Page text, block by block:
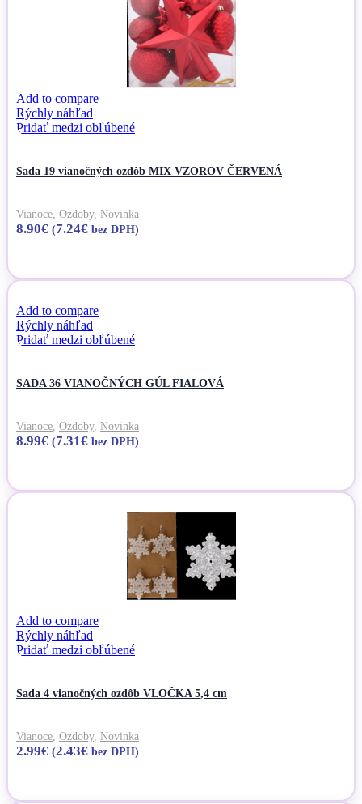
Add to compare
Rýchly náhľad
Pridať medzi obľúbené
Sada 19 vianočných ozdôb MIX VZOROV ČERVENÁ
Vianoce Ozdoby, Novinka
8.90€ (7.24€ bez DPH)
Add to compare
Rýchly náhľad
Pridať medzi obľúbené
SADA 36 VIANOČNÝCH GÚL FIALOVÁ
Vianoce Ozdoby, Novinka
8.99€ (7.31€ bez DPH)
Add to compare
Rýchly náhľad
Pridať medzi obľúbené
Sada 4 vianočných ozdôb VLOČKA 5,4 cm
Vianoce Ozdoby, Novinka
2.99€ (2.43€ bez DPH)